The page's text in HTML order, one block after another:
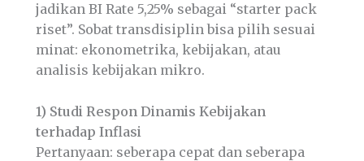
jadikan BI Rate 5,25% sebagai “starter pack
riset”. Sobat transdisiplin bisa pilih sesuai
minat: ekonometrika, kebijakan, atau
analisis kebijakan mikro.
1) Studi Respon Dinamis Kebijakan
terhadap Inflasi
Pertanyaan: seberapa cepat dan seberapa